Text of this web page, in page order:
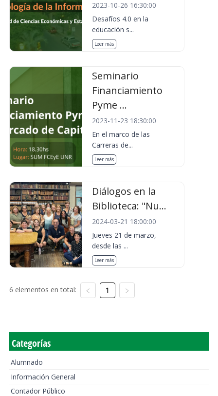
2023-10-26 16:30:00
Desafíos 4.0 en la
educación s...
Leer más
Seminario
Financiamiento
Pyme ...
2023-11-23 18:30:00
En el marco de las
Carreras de...
Leer más
Diálogos en la
Biblioteca: "Nu...
2024-03-21 18:00:00
Jueves 21 de marzo,
desde las ...
Leer más
6 elementos en total: 1
Categorías
Alumnado
Información General
Contador Público